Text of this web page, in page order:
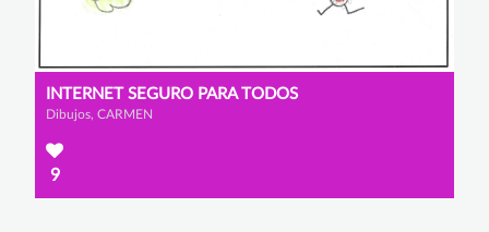
INTERNET SEGURO PARA TODOS
Dibujos, CARMEN
9